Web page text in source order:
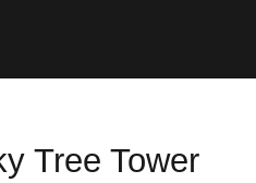
Tree Tower